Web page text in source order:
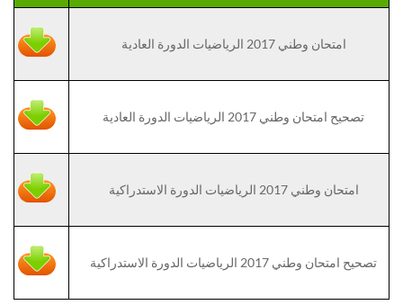
امتحان وطني 2017 الرياضيات الدورة العادية
تصحيح امتحان وطني 2017 الرياضيات الدورة العادية
امتحان وطني 2017 الرياضيات الدورة الاستدراكية
تصحيح امتحان وطني 2017 الرياضيات الدورة الاستدراكية